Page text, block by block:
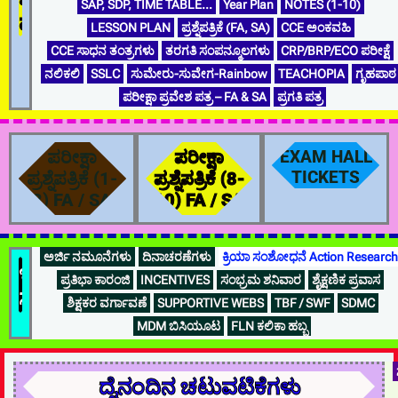
ಮಾಹಿತಿ
SAP, SDP, TIME TABLE…
Year Plan
NOTES (1-10)
LESSON PLAN
ಪ್ರಶ್ನೆಪತ್ರಿಕೆ (FA, SA)
CCE ಅಂಕವಹಿ
CCE ಸಾಧನ ತಂತ್ರಗಳು
ತರಗತಿ ಸಂಪನ್ಮೂಲಗಳು
CRP/BRP/ECO ಪರೀಕ್ಷೆ
ನಲಿಕಲಿ
SSLC ಸುಮೇರು-ಸುವೇಗ-Rainbow TEACHOPIA
ಗೃಹಪಾಠ
ಪರೀಕ್ಷಾ ಪ್ರವೇಶ ಪತ್ರ – FA & SA
ಪ್ರಗತಿ ಪತ್ರ
ಪರೀಕ್ಷಾ
ಪ್ರಶ್ನೆಪತ್ರಿಕೆ (1-
8) FA / SA
ಪರೀಕ್ಷಾ
ಪ್ರಶ್ನೆಪತ್ರಿಕೆ (8-
10) FA / SA
EXAM HALL
TICKETS
ಇತರೆ...
ಸಹಪಠ್ಯ
ಅರ್ಜಿ ನಮೂನೆಗಳು ದಿನಾಚರಣೆಗಳು
ಕ್ರಿಯಾ ಸಂಶೋಧನೆ Action Research
ಪ್ರತಿಭಾ ಕಾರಂಜಿ
INCENTIVES ಸಂಭ್ರಮ ಶನಿವಾರ
ಶೈಕ್ಷಣಿಕ ಪ್ರವಾಸ
ಶಿಕ್ಷಕರ ವರ್ಗಾವಣೆ
SUPPORTIVE WEBS TBF / SWF
SDMC
MDM ಬಿಸಿಯೂಟ
FLN ಕಲಿಕಾ ಹಬ್ಬ
ದೈನಂದಿನ ಚಟುವಟಿಕೆಗಳು